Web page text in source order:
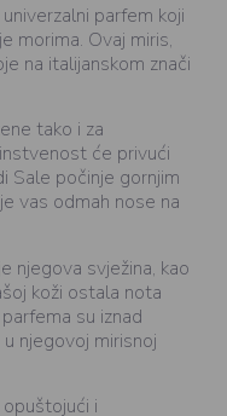
parfem koji
morima. Ovaj miris,
na italijanskom znači
tako i za
će privući
Sale počinje gornjim
vas odmah nose na
njegova svježina, kao
koži ostala nota
su iznad
njegovoj mirisnoj
opuštojući i